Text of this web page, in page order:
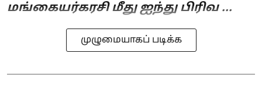
மங்கையர்கரசி மீது ஐந்து பிரிவ ...
முழுமையாகப் படிக்க